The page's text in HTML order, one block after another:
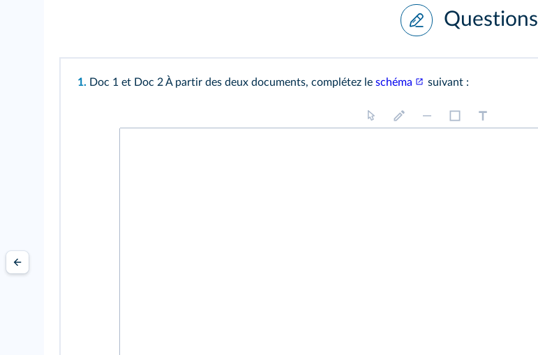
Questions
1. Doc 1 et Doc 2À partir des deux documents, complétez le schéma suivant :